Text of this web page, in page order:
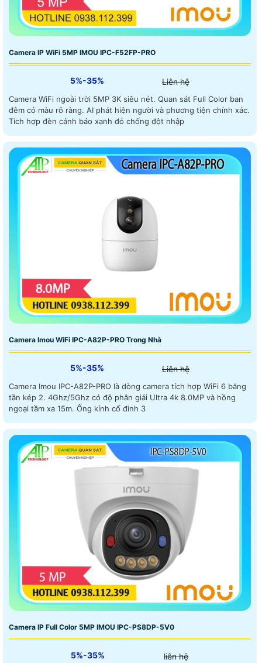
Camera IP WiFi 5MP IMOU IPC-F52FP-PRO
5%-35% Liên hệ
Camera WiFi ngoài trời 5MP 3K siêu nét. Quan sát Full Color ban
đêm có màu rõ ràng. AI phát hiện người và phương tiện chính xác.
Tích hợp đèn cảnh báo xanh đỏ chống đột nhập
Camera Imou WiFi IPC-A82P-PRO Trong Nhà
5%-35% Liên hệ
Camera Imou IPC-A82P-PRO là dòng camera tích hợp WiFi 6 băng
tần kép 2. 4Ghz/5Ghz có độ phân giải Ultra 4k 8.0MP và hồng
ngoại tầm xa 15m. Ống kính cố đinh 3
Camera IP Full Color 5MP IMOU IPC-PS8DP-5V0
5%-35% liên hệ